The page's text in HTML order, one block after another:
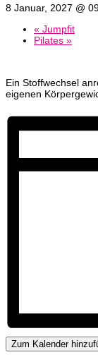
8 Januar, 2027 @
« Jumpfit
Pilates »
Ein Stoffwechsel
eigenen
Zum Kalender